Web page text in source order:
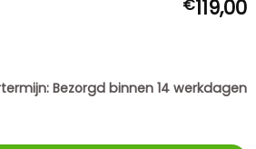
€119,00
Bezorgd binnen 14 werkdagen
Mangohout 80 cm aantal